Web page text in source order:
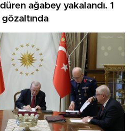
ağabey yakalandı. 1